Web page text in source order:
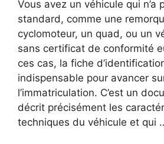
Vous avez un véhicule qui n’a
standard, comme une
cyclomoteur, un quad, ou un
sans certificat de conformité
ces cas, la fiche
indispensable pour avancer
l’immatriculation. C’est un
décrit précisément les
techniques du véhicule et qui